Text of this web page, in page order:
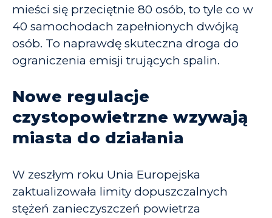
mieści się przeciętnie 80 osób, to tyle co w
40 samochodach zapełnionych dwójką
osób. To naprawdę skuteczna droga do
ograniczenia emisji trujących spalin.
Nowe regulacje
czystopowietrzne wzywają
miasta do działania
W zeszłym roku Unia Europejska
zaktualizowała limity dopuszczalnych
stężeń zanieczyszczeń powietrza